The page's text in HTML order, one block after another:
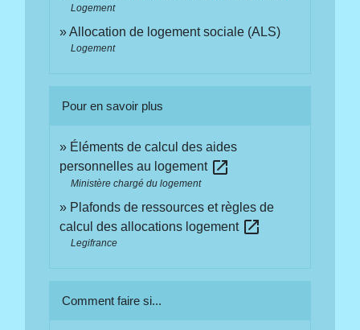
Logement
Allocation de logement sociale (ALS)
Logement
Pour en savoir plus
Éléments de calcul des aides
personnelles au logement open_in_new
Ministère chargé du logement
Plafonds de ressources et règles de
calcul des allocations logement open_in_new
Legifrance
Comment faire si...